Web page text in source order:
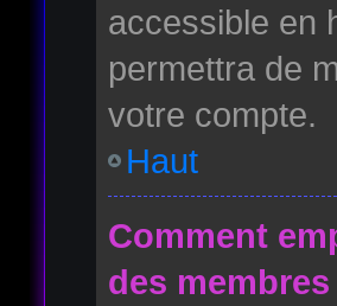
accessible en
permettra de
votre compte.
Haut
Comment
des